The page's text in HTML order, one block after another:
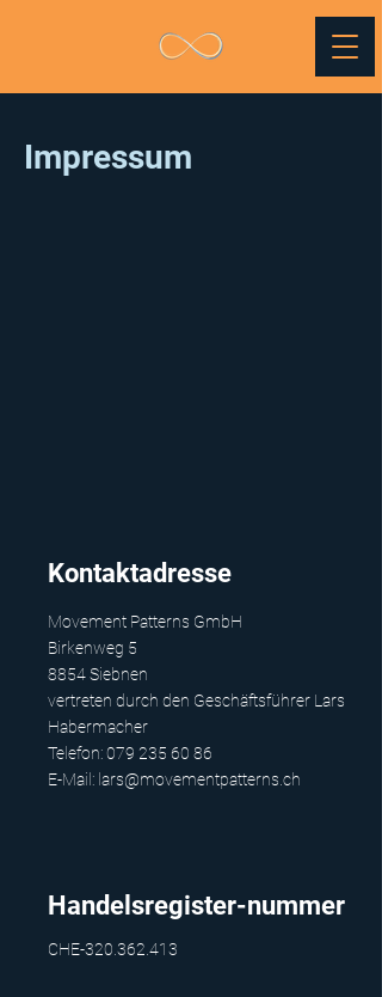
Impressum
Kontaktadresse
Movement Patterns GmbH
Birkenweg 5
8854 Siebnen
vertreten durch den Geschäftsführer Lars
Habermacher
Telefon:079 235 60 86
E-Mail: lars@movementpatterns.ch
Handelsregister-nummer
CHE-320.362.413